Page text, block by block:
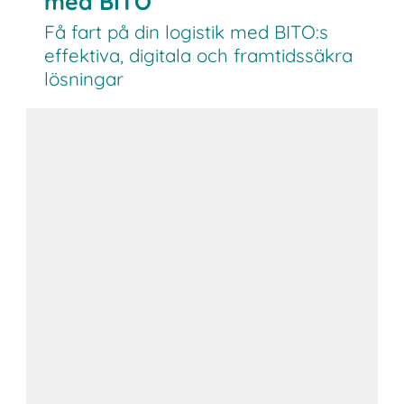
Få fart på din logistik med BITO:s
effektiva, digitala och framtidssäkra
lösningar